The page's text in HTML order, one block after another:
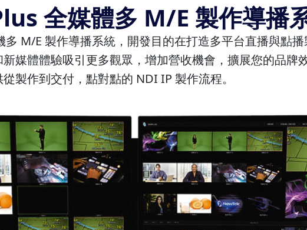
全媒體多 M/E 製作導播
多 M/E 製作導播系統，開發目的在打造多平台直播與點
媒體體驗吸引更多觀眾，增加營收機會，擴展您的品牌
製作到交付，點對點的 NDI IP 製作流程。